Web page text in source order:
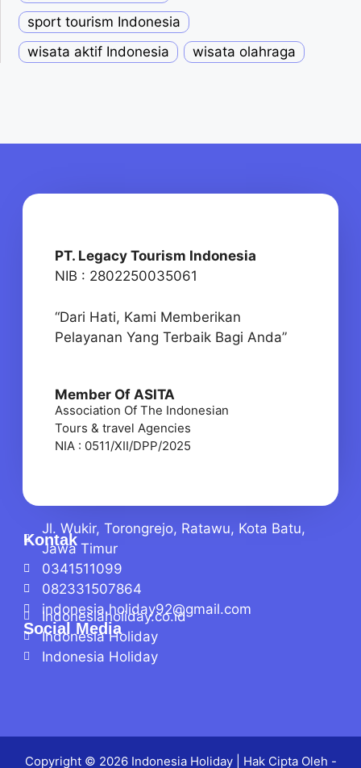
sport tourism Indonesia
wisata aktif Indonesia
wisata olahraga
PT. Legacy Tourism Indonesia
NIB : 2802250035061
“Dari Hati, Kami Memberikan
Pelayanan Yang Terbaik Bagi Anda”
Member Of ASITA
Association Of The Indonesian
Tours & travel Agencies
NIA : 0511/XII/DPP/2025
Kontak
Jl. Wukir, Torongrejo, Ratawu, Kota Batu,
Jawa Timur
0341511099
082331507864
indonesia.holiday92@gmail.com
Social Media
Indonesiaholiday.co.id
Indonesia Holiday
Indonesia Holiday
Copyright © 2026 Indonesia Holiday| Hak Cipta Oleh -